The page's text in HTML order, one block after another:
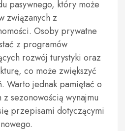
pasywnego, który może
związanych z
Osoby prywatne
z programów
rozwój turystyki oraz
co może zwiększyć
Warto jednak pamiętać o
sezonowością wynajmu
przepisami dotyczącymi